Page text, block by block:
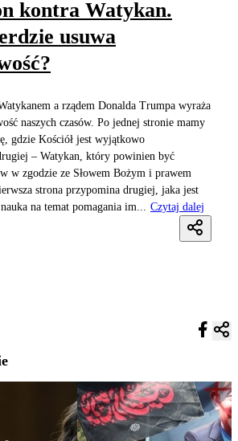
kontra Watykan.
usuwa
a rządem Donalda Trumpa wyraża
naszych czasów. Po jednej stronie mamy
gdzie Kościół jest wyjątkowo
– Watykan, który powinien być
w zgodzie ze Słowem Bożym i prawem
strona przypomina drugiej, jaka jest
na temat pomagania im...
Czytaj dalej